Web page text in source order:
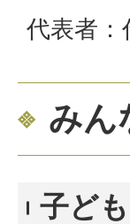
代表者：
みん
子ど